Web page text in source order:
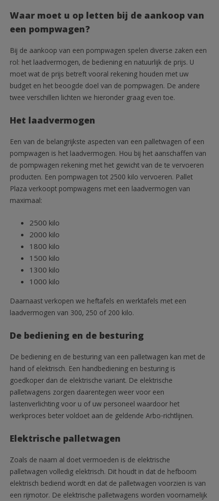
Waar moet u op letten bij de aankoop van
een pompwagen?
Bij de aankoop van een pompwagen spelen diverse zaken een
rol: het laadvermogen, de bediening en natuurlijk de prijs. U
moet wat de prijs betreft vooral rekening houden met uw
budget en het beoogde doel van de pompwagen. De andere
twee verschillen lichten we hieronder graag even toe.
Het laadvermogen
Een van de belangrijkste aspecten van een palletwagen of een
pompwagen is het laadvermogen. Hou bij het aanschaffen van
de pompwagen rekening met het gewicht van de te vervoeren
producten. Een pompwagen tot 2500 kilo vervoeren. Pallet
Plaza verkoopt pompwagens met een laadvermogen van
maximaal:
2500 kilo
2000 kilo
1800 kilo
1500 kilo
1300 kilo
1000 kilo
Daarnaast verkopen we heftafels en werktafels met een
laadvermogen van 300, 250 of 200 kilo.
De bediening en de besturing
De bediening en de besturing van een palletwagen kan met de
hand of elektrisch. Een handbediening en besturing is
goedkoper dan de elektrische variant. De elektrische
palletwagens zorgen daarentegen weer voor een
lastenverlichting voor u of uw personeel waardoor het
werkproces beter voldoet aan de geldende Arbo-richtlijnen.
Elektrische palletwagen
Zoals de naam al doet vermoeden is de elektrische
palletwagen volledig elektrisch. Dit houdt in dat de hefboom
elektrisch bediend wordt en dat de palletwagen voorzien is van
een rijmotor. De elektrische palletwagens worden voornamelijk